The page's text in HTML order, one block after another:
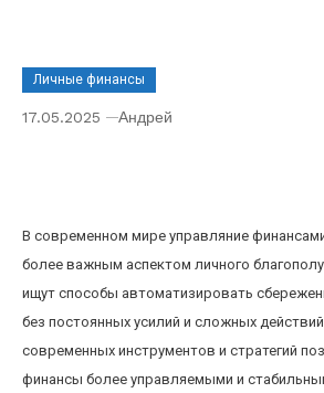
Личные финансы
17.05.2025 Андрей
В современном мире управляние
более важным аспектом личного
ищут способы автоматизировать
без постоянных усилий и сложных
современных инструментов и стратегий
финансы более управляемыми и